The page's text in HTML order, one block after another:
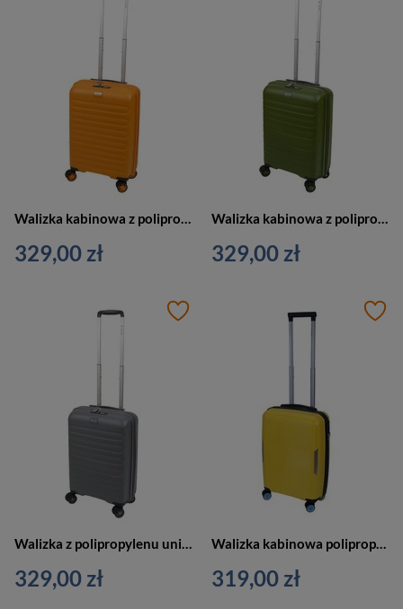
329,00 zł 329,00 zł
Walizka z polipropylenu unisex Dielle 100 twarda kabinowa z poszerzeniem szara
329,00 zł
Walizka kabinowa polipropylenowa unisex Dielle 180 4k twarda żółta
319,00 zł